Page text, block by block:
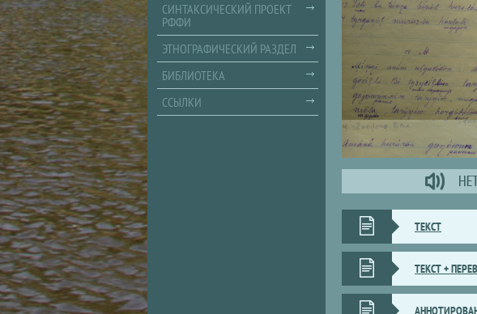
ТЕКСТ
ТЕКСТ +
СИНТАКСИЧЕСКИЙ ПРОЕКТ
РФФИ
ЭТНОГРАФИЧЕСКИЙ РАЗДЕЛ
БИБЛИОТЕКА
ССЫЛКИ